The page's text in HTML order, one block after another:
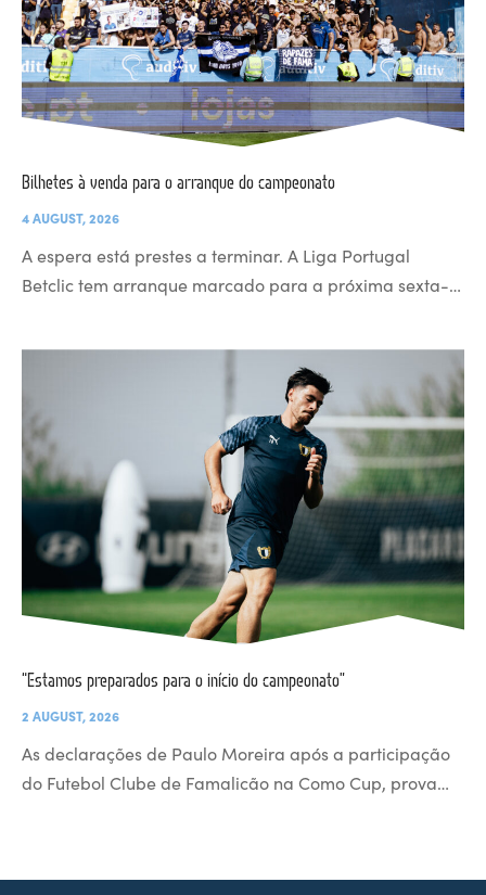
Bilhetes à venda para o arranque do campeonato
4 AUGUST, 2026
A espera está prestes a terminar. A Liga Portugal
Betclic tem arranque marcado para a próxima sexta-…
“Estamos preparados para o início do campeonato”
2 AUGUST, 2026
As declarações de Paulo Moreira após a participação
do Futebol Clube de Famalicão na Como Cup, prova…